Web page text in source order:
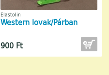
Elastolin
Western lovak/Párban
900 Ft